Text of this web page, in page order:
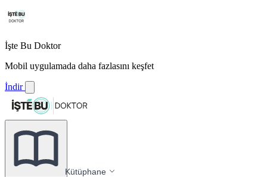
İşte Bu Doktor
Mobil uygulamada daha fazlasını keşfet
İndir
Kütüphane